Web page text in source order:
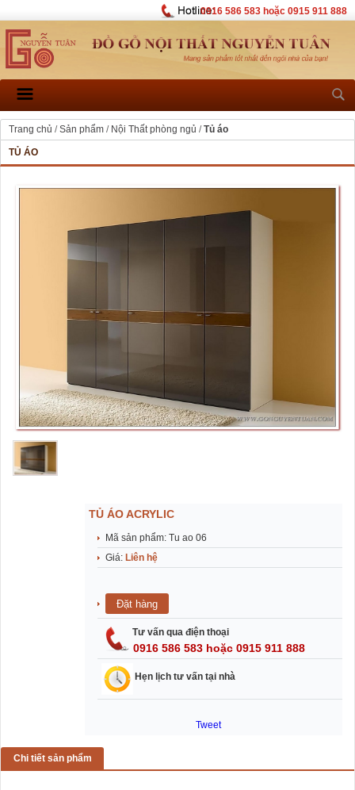
0916 586 583 hoặc 0915 911 888
Trang chủ /Sản phẩm / Nội Thất phòng ngủ /Tủ áo
TỦ ÁO
TỦ ÁO ACRYLIC
Mã sản phẩm: Tu ao 06
Giá: Liên hệ
Tư vấn qua điện thoại
0916 586 583 hoặc 0915 911 888
Hẹn lịch tư vấn tại nhà
Tweet
Chi tiết sản phẩm